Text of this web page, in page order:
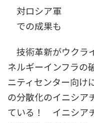
対ロシア軍
での成果も
技術革新がウクラ
ネルギーインフラの
ニティセンター向け
の分散化のイニシア
ている！ イニシア